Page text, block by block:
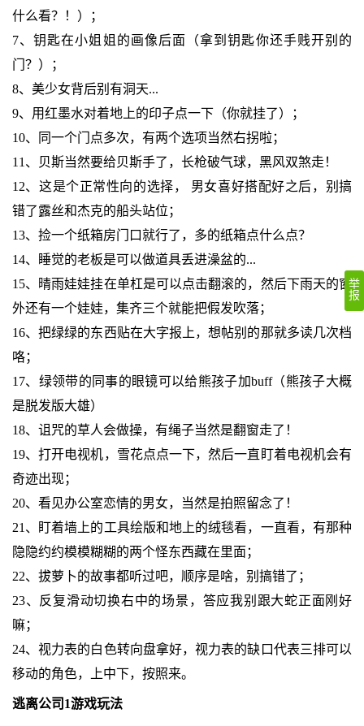
什么看？！）；
7、钥匙在小姐姐的画像后面（拿到钥匙你还手贱开别的
门？）；
8、美少女背后别有洞天...
9、用红墨水对着地上的印子点一下（你就挂了）；
10、同一个门点多次，有两个选项当然右拐啦；
11、贝斯当然要给贝斯手了，长枪破气球，黑风双煞走！
12、这是个正常性向的选择， 男女喜好搭配好之后，别搞
错了露丝和杰克的船头站位；
13、捡一个纸箱房门口就行了，多的纸箱点什么点？
14、睡觉的老板是可以做道具丢进澡盆的...
15、晴雨娃娃挂在单杠是可以点击翻滚的，然后下雨天的窗
外还有一个娃娃，集齐三个就能把假发吹落；
16、把绿绿的东西贴在大字报上，想帖别的那就多读几次档
咯；
17、绿领带的同事的眼镜可以给熊孩子加buff（熊孩子大概
是脱发版大雄）
18、诅咒的草人会做操，有绳子当然是翻窗走了！
19、打开电视机，雪花点点一下，然后一直盯着电视机会有
奇迹出现；
20、看见办公室恋情的男女，当然是拍照留念了！
21、盯着墙上的工具绘版和地上的绒毯看，一直看，有那种
隐隐约约模模糊糊的两个怪东西藏在里面；
22、拔萝卜的故事都听过吧，顺序是啥，别搞错了；
23、反复滑动切换右中的场景，答应我别跟大蛇正面刚好
嘛；
24、视力表的白色转向盘拿好，视力表的缺口代表三排可以
移动的角色，上中下，按照来。
逃离公司1游戏玩法
举
报